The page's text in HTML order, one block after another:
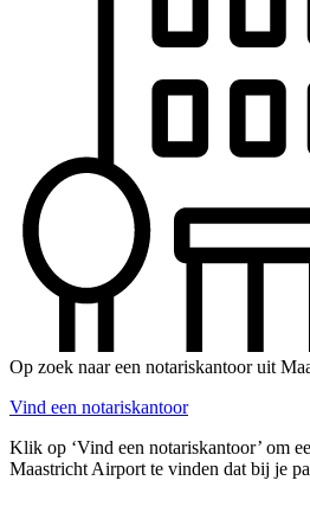
Op zoek naar een notariskantoor uit
Vind een notariskantoor
Klik op ‘Vind een notariskantoor’ om
Maastricht Airport te vinden dat bij je